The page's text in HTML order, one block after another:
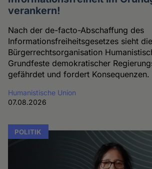
verankern!
Nach der de-facto-Abschaffung des
Informationsfreiheitsgesetzes sieht die
Bürgerrechtsorganisation
Grundfeste demokratischer
gefährdet und fordert Konsequenzen.
Humanistische Union
07.08.2026
POLITIK